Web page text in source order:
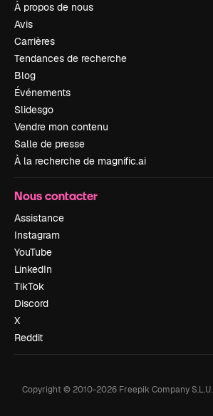
À propos de nous
Avis
Carrières
Tendances de recherche
Blog
Événements
Slidesgo
Vendre mon contenu
Salle de presse
À la recherche de magnific.ai
Nous contacter
Assistance
Instagram
YouTube
LinkedIn
TikTok
Discord
X
Reddit
Copyright © 2010-2026 Freepik Company S.L.U.